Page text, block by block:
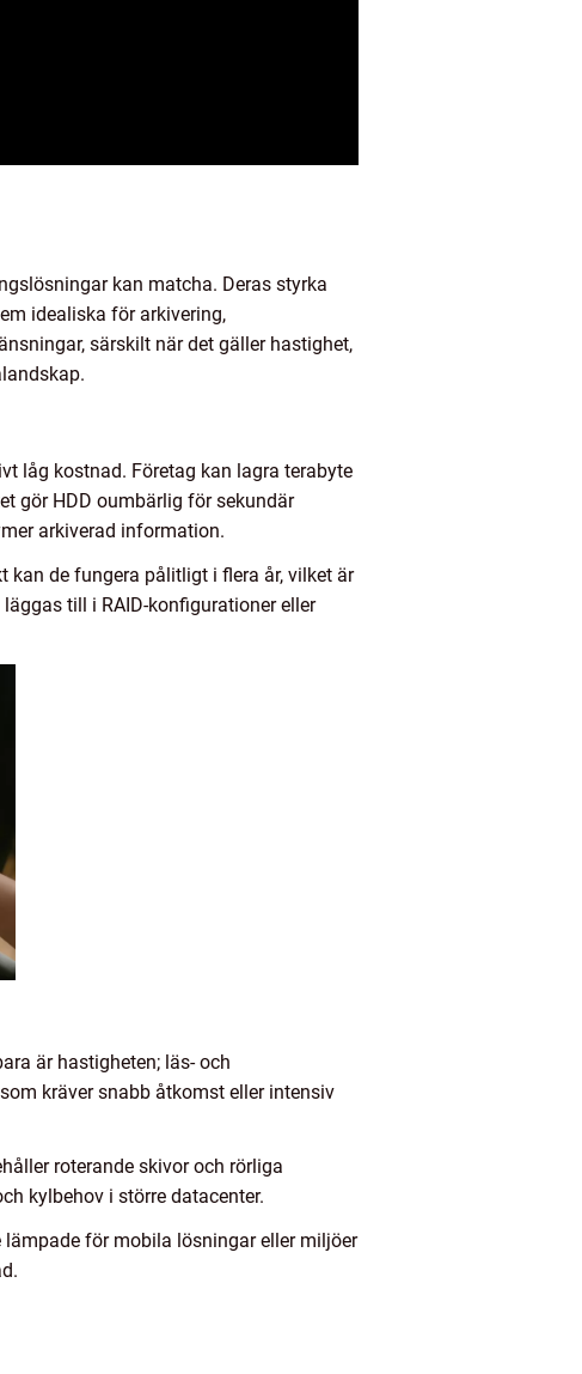
kan matcha. Deras styrka
idealiska för arkivering,
särskilt när det gäller hastighet,
låg kostnad. Företag kan lagra terabyte
gör HDD oumbärlig för sekundär
arkiverad information.
kan de fungera pålitligt i flera år, vilket är
till i RAID-konfigurationer eller
är hastigheten; läs- och
kräver snabb åtkomst eller intensiv
roterande skivor och rörliga
kylbehov i större datacenter.
för mobila lösningar eller miljöer